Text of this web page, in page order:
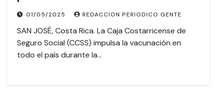
01/05/2025 REDACCION PERIODICO GENTE
SAN JOSÉ, Costa Rica. La Caja Costarricense de
Seguro Social (CCSS) impulsa la vacunación en
todo el país durante la…